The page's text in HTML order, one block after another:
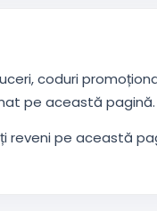
coduri
pe această pagină.
reveni pe această